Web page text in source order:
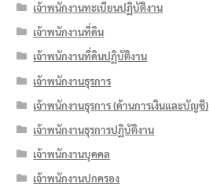
เจ้าพนักงานทะเบียนปฏิบัติงาน
เจ้าพนักงานที่ดิน
เจ้าพนักงานที่ดินปฏิบัติงาน
เจ้าพนักงานธุรการ
เจ้าพนักงานธุรการ (ด้านการเงินและบัญชี)
เจ้าพนักงานธุรการปฏิบัติงาน
เจ้าพนักงานบุคคล
เจ้าพนักงานปกครอง